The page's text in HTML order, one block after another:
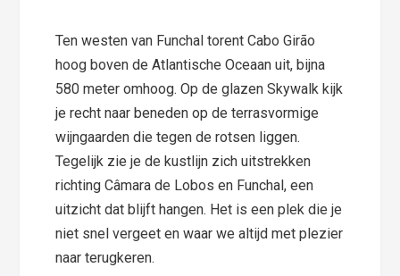
Ten westen van Funchal torent Cabo Girão
hoog boven de Atlantische Oceaan uit, bijna
580 meter omhoog. Op de glazen Skywalk kijk
je recht naar beneden op de terrasvormige
wijngaarden die tegen de rotsen liggen.
Tegelijk zie je de kustlijn zich uitstrekken
richting Câmara de Lobos en Funchal, een
uitzicht dat blijft hangen. Het is een plek die je
niet snel vergeet en waar we altijd met plezier
naar terugkeren.